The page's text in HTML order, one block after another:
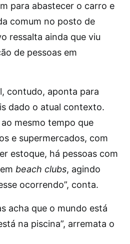
para abastecer o carro e
comum no posto de
ressalta ainda que viu
de pessoas em
contudo, aponta para
dado o atual contexto.
mesmo tempo que
e supermercados, com
estoque, há pessoas com
beach clubs, agindo
ocorrendo”, conta.
acha que o mundo está
na piscina”, arremata o